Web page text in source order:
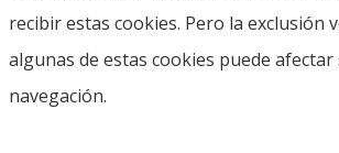
recibir estas cookies. Pero la exclusión
algunas de estas cookies puede afectar
navegación.